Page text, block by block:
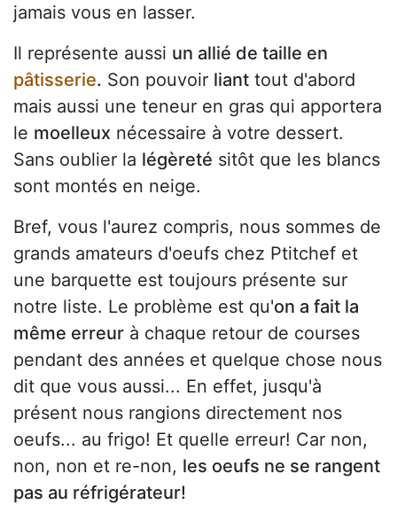
jamais vous en lasser.
Il représente aussi un allié de taille en
pâtisserie. Son pouvoir liant tout d'abord
mais aussi une teneur en gras qui apportera
le moelleux nécessaire à votre dessert.
Sans oublier la légèreté sitôt que les blancs
sont montés en neige.
Bref, vous l'aurez compris, nous sommes de
grands amateurs d'oeufs chez Ptitchef et
une barquette est toujours présente sur
notre liste. Le problème est qu'on a fait la
même erreur à chaque retour de courses
pendant des années et quelque chose nous
dit que vous aussi... En effet, jusqu'à
présent nous rangions directement nos
oeufs... au frigo! Et quelle erreur! Car non,
non, non et re-non, les oeufs ne se rangent
pas au réfrigérateur!